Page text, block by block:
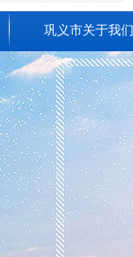
巩义市关于我们